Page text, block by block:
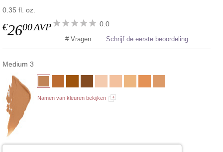
0.35 fl. oz.
€2600AVP 0.0
# Vragen Schrijf de eerste beoordeling
Medium 3
Namen van kleuren bekijken